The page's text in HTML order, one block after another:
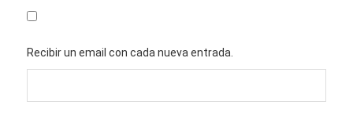
Recibir un email con cada nueva entrada.